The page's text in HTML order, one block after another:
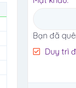
Bạn đã
Duy trì